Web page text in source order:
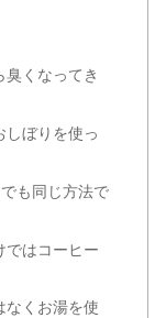
くなってき
しぼりを使っ
も同じ方法で
ではコーヒー
なくお湯を使